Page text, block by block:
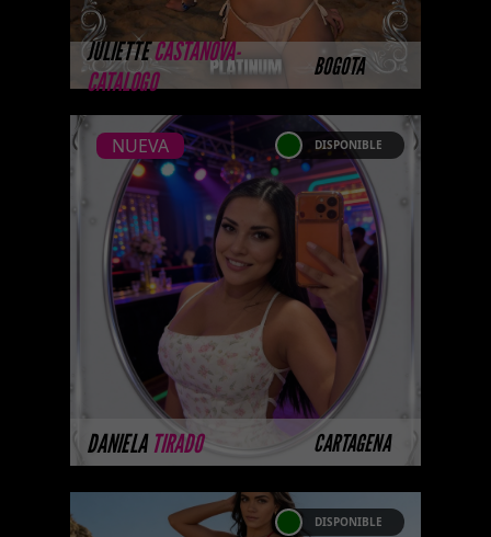
JULIETTECASTANOVA-
CATALOGO
BOGOTA
MÁS INFORMACIÓN
DANIELA TIRADO CARTAGENA
NUEVA DISPONIBLE
DANIELA TIRADO -
CATALOGO PLATINO
NUEVA
Platinum Esta modelo pertenece
a nuestro Catálogo Privado
Platinum. Selección privada de
modelos con un nivel de belleza
y perform ...
MÁS INFORMACIÓN
DISPONIBLE